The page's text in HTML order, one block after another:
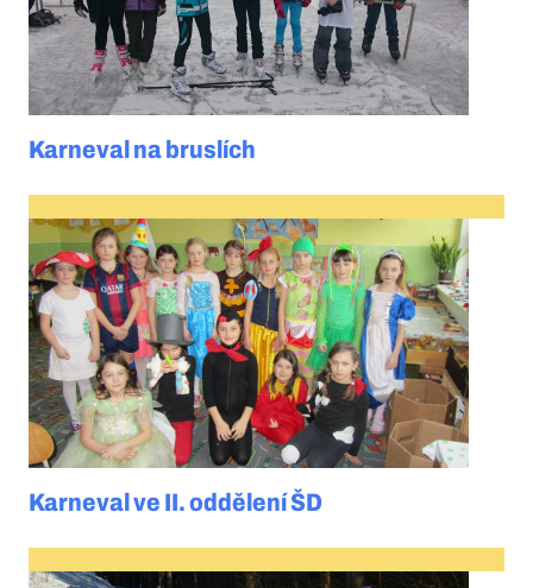
Karneval na bruslích
Karneval ve II. oddělení ŠD